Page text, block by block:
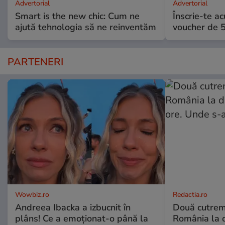
Advertorial
Smart is the new chic: Cum ne
ajută tehnologia să ne reinventăm
Advertorial
Înscrie-te
voucher de
PARTENERI
Wowbiz.ro
Andreea Ibacka a izbucnit în
plâns! Ce a emoționat-o până la
Redactia.ro
Două
România la